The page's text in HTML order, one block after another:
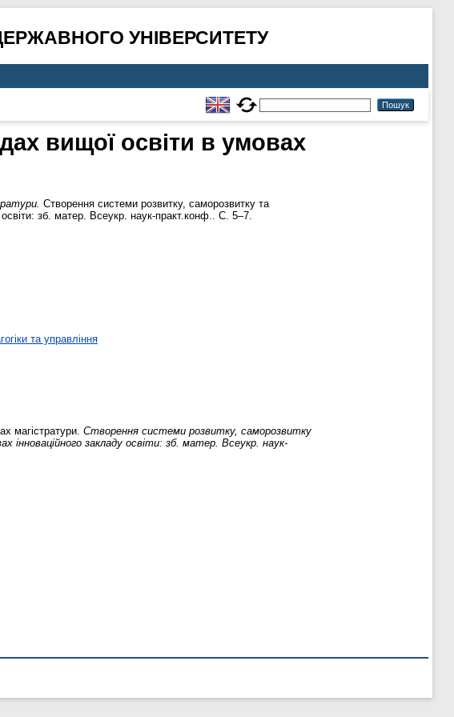
УНІВЕРСИТЕТУ
вищої освіти в умовах
Створення системи розвитку, саморозвитку та
освіти: зб. матер. Всеукр. наук-практ.конф.. С. 5–7.
та управління
магістратури. Створення системи розвитку, саморозвитку
інноваційного закладу освіти: зб. матер. Всеукр. наук-